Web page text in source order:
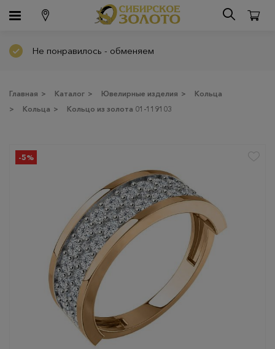
Не понравилось - обменяем
Главная > Каталог > Ювелирные изделия >
Кольца
>
Кольца > Кольцо из золота 01-119103
-5%